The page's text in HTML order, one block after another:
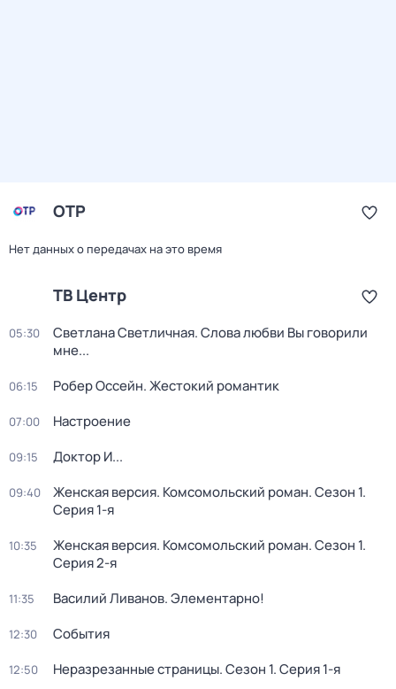
ОТР
Нет данных о передачах на это время
ТВ Центр
05:30
Светлана Светличная. Слова любви Вы говорили
мне...
06:15 Робер Оссейн. Жестокий романтик
07:00 Настроение
09:15 Доктор И...
09:40 Женская версия. Комсомольский роман. Сезон 1.
Серия 1-я
10:35 Женская версия. Комсомольский роман. Сезон 1.
Серия 2-я
11:35 Василий Ливанов. Элементарно!
12:30 События
12:50 Неразрезанные страницы. Сезон 1. Серия 1-я